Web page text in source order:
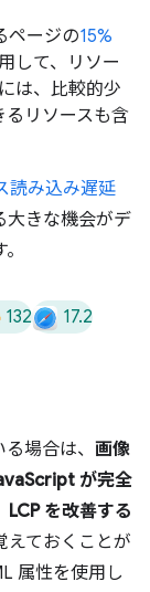
ページの15%
して、リソー
は、比較的少
リソースも含
読み込み遅延
大きな機会がデ
132 17.2
場合は、 画像
が完全
を改善する
えておくことが
属性を使用し